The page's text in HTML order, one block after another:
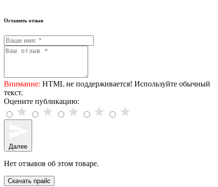
Оставить отзыв
Внимание: HTML не поддерживается! Используйте обычный
текст.
Оцените публикацию:
Далее
Нет отзывов об этом товаре.
Скачать прайс